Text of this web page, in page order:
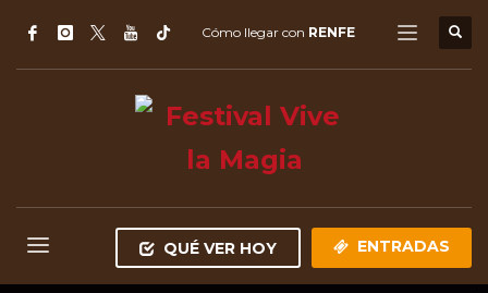
Cómo llegar con RENFE
QUÉ VER HOY ENTRADAS